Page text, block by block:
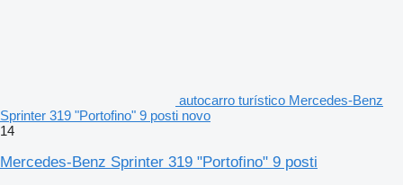
autocarro turístico Mercedes-Benz
Sprinter 319 "Portofino" 9 posti novo
14
Mercedes-Benz Sprinter 319 "Portofino" 9 posti